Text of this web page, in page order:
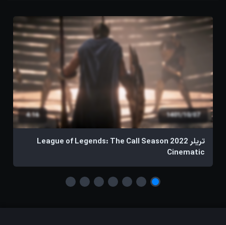
1401/10/07
4:16
تریلر League of Legends: The Call Season 2022
Cinematic